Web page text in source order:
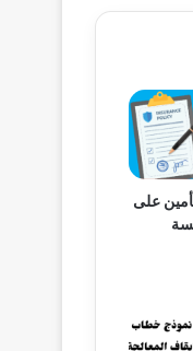
على